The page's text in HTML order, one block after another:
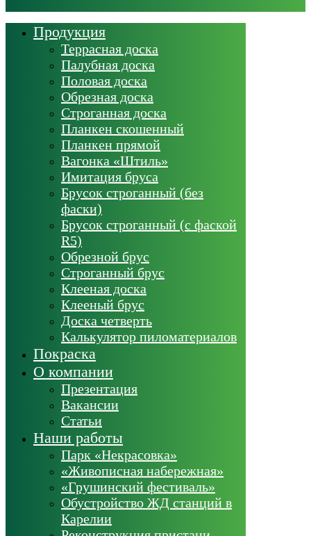
Продукция
Террасная доска
Палубная доска
Половая доска
Обрезная доска
Строганная доска
Планкен скошенный
Планкен прямой
Вагонка «Штиль»
Имитация бруса
Брусок строганный (без
фаски)
Брусок строганный (с фаской
R5)
Обрезной брус
Строганный брус
Клееная доска
Клееный брус
Доска четверть
Калькулятор пиломатериалов
Покраска
О компании
Презентация
Вакансии
Статьи
Наши работы
Парк «Некрасовка»
«Живописная набережная»
«Грушинский фестиваль»
Обустройство ЖД станций в
Карелии